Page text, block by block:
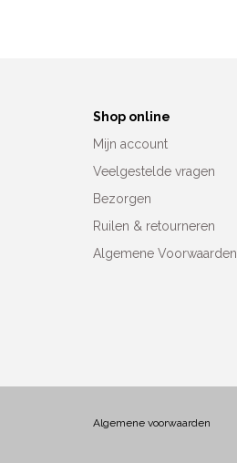
Shop online
Mijn account
Veelgestelde vragen
Bezorgen
Ruilen & retourneren
Algemene Voorwaarden
Algemene voorwaarden